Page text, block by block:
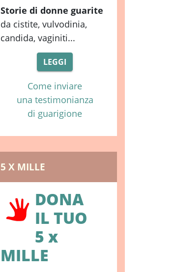
Storie di donne guarite
da cistite, vulvodinia,
candida, vaginiti...
LEGGI
Come inviare
una testimonianza
di guarigione
5 X MILLE
DONA
IL TUO
5 x
MILLE